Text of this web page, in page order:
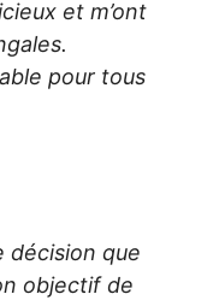
et m’ont
pour tous
décision que
objectif de